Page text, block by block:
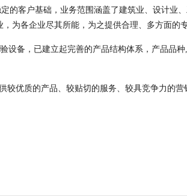
的客户基础，业务范围涵盖了建筑业、设计业
为各企业尽其所能，为之提供合理、多方面的专
设备，已建立起完善的产品结构体系，产品品
优质的产品、较贴切的服务、较具竞争力的营